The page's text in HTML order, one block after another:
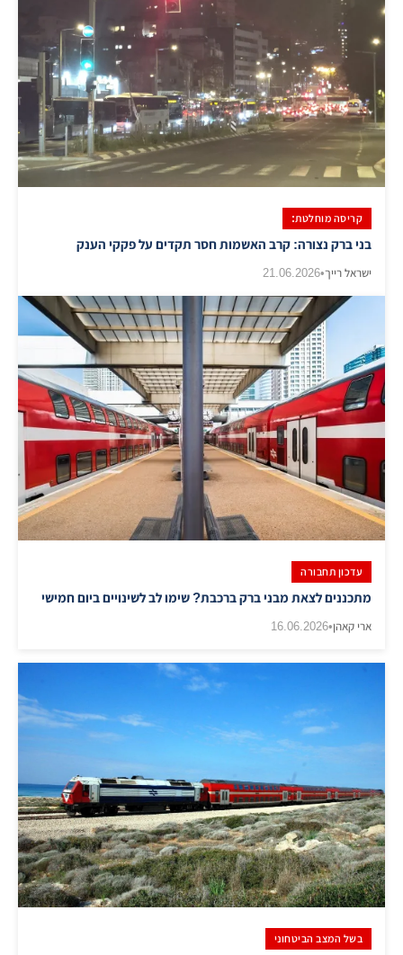
קריסה מוחלטת:
בני ברק נצורה: קרב האשמות חסר תקדים על פקקי הענק
ישראל רייך•
21.06.2026
עדכון תחבורה
מתכננים לצאת מבני ברק ברכבת? שימו לב לשינויים ביום חמישי
ארי קאהן•
16.06.2026
בשל המצב הביטחוני